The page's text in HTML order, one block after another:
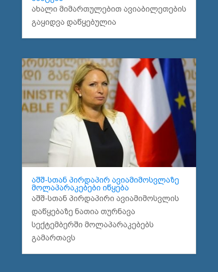
ახალი მიმართულებით ავიაბილეთების
გაყიდვა დაწყებულია
აშშ-სთან პირდაპირ ავიამიმოსვლაზე
მოლაპარაკებები იწყება
აშშ-სთან პირდაპირი ავიამიმოსვლის
დაწყებაზე ნათია თურნავა
სექტემბერში მოლაპარაკებებს
გამართავს